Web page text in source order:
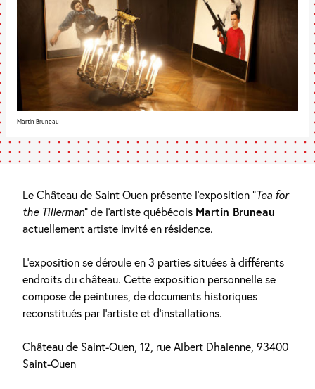
Martin Bruneau
Le Château de Saint Ouen présente l’exposition “Tea for
the Tillerman” de l’artiste québécois Martin Bruneau
actuellement artiste invité en résidence.
L’exposition se déroule en 3 parties situées à différents
endroits du château. Cette exposition personnelle se
compose de peintures, de documents historiques
reconstitués par l’artiste et d’installations.
Château de Saint-Ouen, 12, rue Albert Dhalenne, 93400
Saint-Ouen